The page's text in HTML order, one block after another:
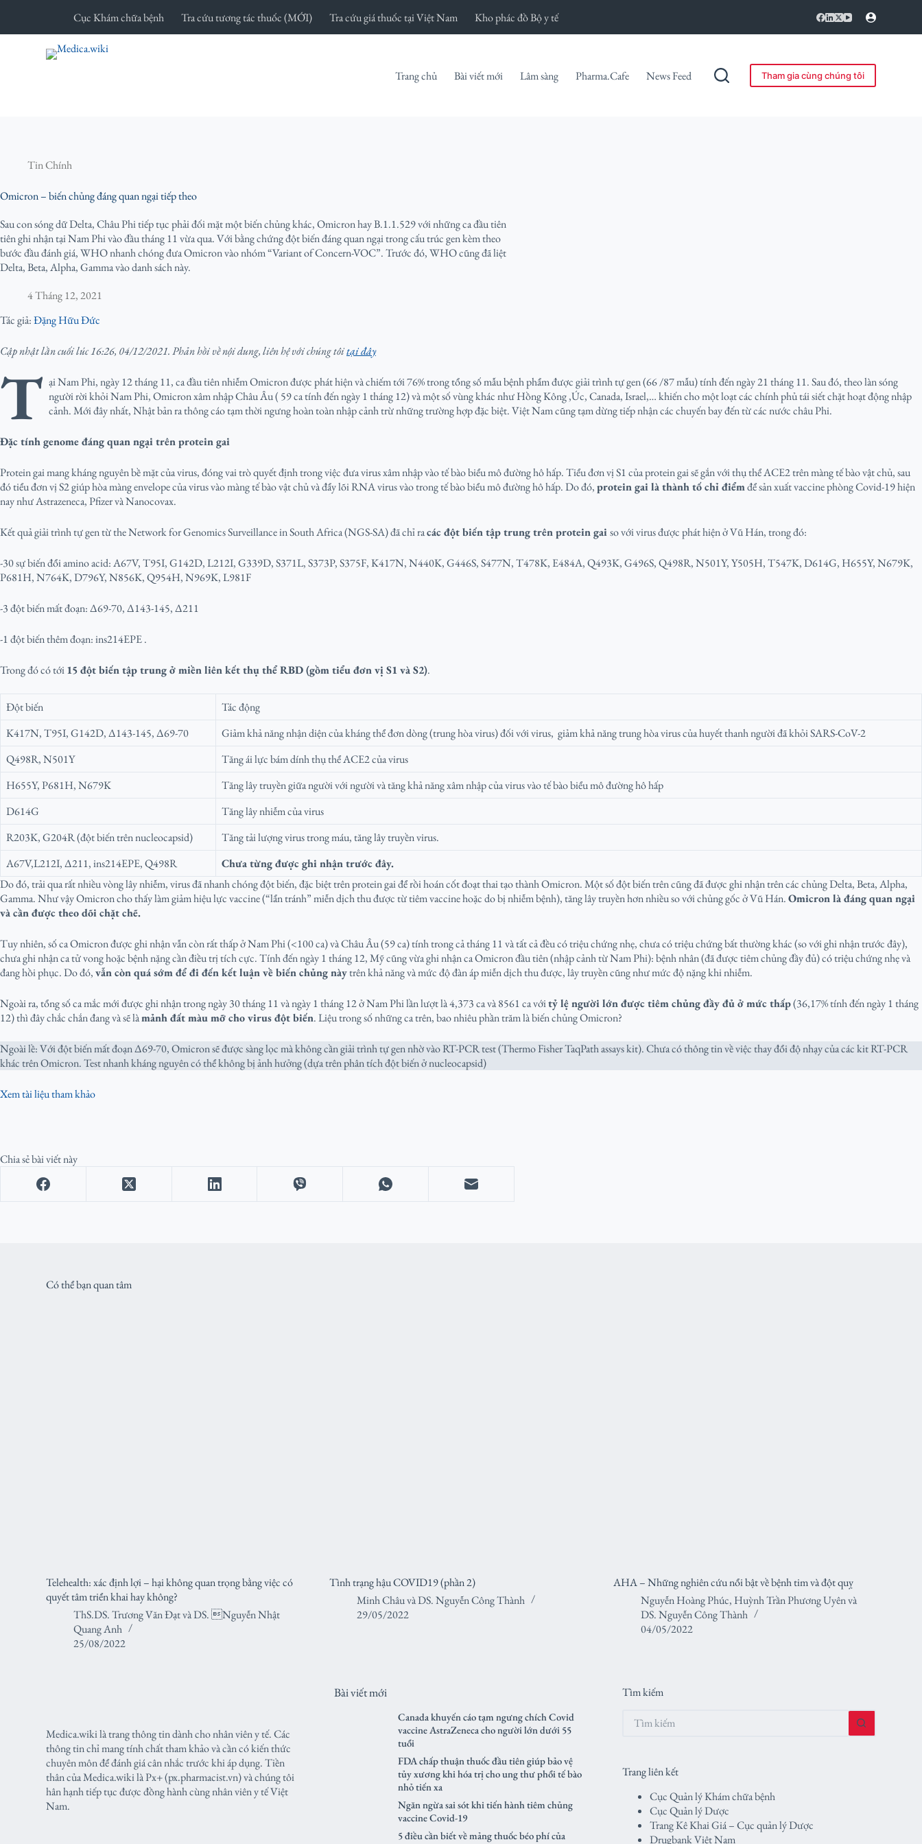
n
i
d
u
n
Cục Khám chữa bệnh Tra cứu tương tác thuốc (MỚI) Tra cứu giá thuốc tại Việt Nam Kho phác đồ Bộ y tế
Trang chủ Bài viết mới Lâm sàng Pharma.Cafe News Feed Tham gia cùng chúng tôi
Tin Chính
Omicron – biến chủng đáng quan ngại tiếp theo
Sau con sóng dữ Delta, Châu Phi tiếp tục phải đối mặt một biến chủng khác, Omicron hay B.1.1.529 với những ca đầu tiên
tiên ghi nhận tại Nam Phi vào đầu tháng 11 vừa qua. Với bằng chứng đột biến đáng quan ngại trong cấu trúc gen kèm theo
bước đầu đánh giá, WHO nhanh chóng đưa Omicron vào nhóm “Variant of Concern-VOC”. Trước đó, WHO cũng đã liệt
Delta, Beta, Alpha, Gamma vào danh sách này.
4 Tháng 12, 2021
Tác giả:Đặng Hữu Đức
Cập nhật lần cuối lúc 16:26, 04/12/2021. Phản hồi về nội dung, liên hệ với chúng tôitại đây
T ại Nam Phi, ngày 12 tháng 11, ca đầu tiên nhiễm Omicron được phát hiện và chiếm tới 76% trong tổng số mẫu bệnh phẩm được giải trình tự gen (66 /87 mẫu) tính đến ngày 21 tháng 11. Sau đó, theo làn sóng
người rời khỏi Nam Phi, Omicron xâm nhập Châu Âu ( 59 ca tính đến ngày 1 tháng 12) và một số vùng khác như Hồng Kông ,Úc, Canada, Israel,… khiến cho một loạt các chính phủ tái siết chặt hoạt động nhập
cảnh. Mới đây nhất, Nhật bản ra thông cáo tạm thời ngưng hoàn toàn nhập cảnh trừ những trường hợp đặc biệt. Việt Nam cũng tạm dừng tiếp nhận các chuyến bay đến từ các nước châu Phi.
Đặc tính genome đáng quan ngại trên protein gai
Protein gai mang kháng nguyên bề mặt của virus, đóng vai trò quyết định trong việc đưa virus xâm nhập vào tế bào biểu mô đường hô hấp. Tiểu đơn vị S1 của protein gai sẽ gắn với thụ thể ACE2 trên màng tế bào vật chủ, sau
đó tiểu đơn vị S2 giúp hòa màng envelope của virus vào màng tế bào vật chủ và đẩy lõi RNA virus vào trong tế bào biểu mô đường hô hấp. Do đó,protein gai là thành tố chỉ điểmđể sản xuất vaccine phòng Covid-19 hiện
nay như Astrazeneca, Pfizer và Nanocovax.
Kết quả giải trình tự gen từ the Network for Genomics Surveillance in South Africa (NGS-SA) đã chỉ racác đột biến tập trung trên protein gaiso với virus được phát hiện ở Vũ Hán, trong đó:
-30 sự biến đổi amino acid: A67V, T95I, G142D, L212I, G339D, S371L, S373P, S375F, K417N, N440K, G446S, S477N, T478K, E484A, Q493K, G496S, Q498R, N501Y, Y505H, T547K, D614G, H655Y, N679K,
P681H, N764K, D796Y, N856K, Q954H, N969K, L981F
-3 đột biến mất đoạn: Δ69-70, Δ143-145, Δ211
-1 đột biến thêm đoạn: ins214EPE .
Trong đó có tới15 đột biến tập trung ở miền liên kết thụ thể RBD (gồm tiểu đơn vị S1 và S2).
Đột biến
Tác động
K417N, T95I, G142D, Δ143-145, Δ69-70
Giảm khả năng nhận diện của kháng thể đơn dòng (trung hòa virus) đối với virus, giảm khả năng trung hòa virus của huyết thanh người đã khỏi SARS-CoV-2
Q498R, N501Y
Tăng ái lực bám dính thụ thể ACE2 của virus
H655Y, P681H, N679K
Tăng lây truyền giữa người với người và tăng khả năng xâm nhập của virus vào tế bào biểu mô đường hô hấp
D614G
Tăng lây nhiễm của virus
R203K, G204R (đột biến trên nucleocapsid)
Tăng tải lượng virus trong máu, tăng lây truyền virus.
A67V,L212I, Δ211, ins214EPE, Q498R
Chưa từng được ghi nhận trước đây.
Do đó, trải qua rất nhiều vòng lây nhiễm, virus đã nhanh chóng đột biến, đặc biệt trên protein gai để rồi hoán cốt đoạt thai tạo thành Omicron. Một số đột biến trên cũng đã được ghi nhận trên các chủng Delta, Beta, Alpha,
Gamma. Như vậy Omicron cho thấy làm giảm hiệu lực vaccine (“lẩn tránh” miễn dịch thu được từ tiêm vaccine hoặc do bị nhiễm bệnh), tăng lây truyền hơn nhiều so với chủng gốc ở Vũ Hán.Omicron là đáng quan ngại
và cần được theo dõi chặt chẽ.
Tuy nhiên, số ca Omicron được ghi nhận vẫn còn rất thấp ở Nam Phi (<100 ca) và Châu Âu (59 ca) tính trong cả tháng 11 và tất cả đều có triệu chứng nhẹ, chưa có triệu chứng bất thường khác (so với ghi nhận trước đây),
chưa ghi nhận ca tử vong hoặc bệnh nặng cần điều trị tích cực. Tính đến ngày 1 tháng 12, Mỹ cũng vừa ghi nhận ca Omicron đầu tiên (nhập cảnh từ Nam Phi): bệnh nhân (đã được tiêm chủng đầy đủ) có triệu chứng nhẹ và
đang hồi phục. Do đó,vẫn còn quá sớm để đi đến kết luận về biến chủng nàytrên khả năng và mức độ đàn áp miễn dịch thu được, lây truyền cũng như mức độ nặng khi nhiễm.
Ngoài ra, tổng số ca mắc mới được ghi nhận trong ngày 30 tháng 11 và ngày 1 tháng 12 ở Nam Phi lần lượt là 4,373 ca và 8561 ca vớitỷ lệ người lớn được tiêm chủng đầy đủ ở mức thấp(36,17% tính đến ngày 1 tháng
12) thì đây chắc chắn đang và sẽ làmảnh đất màu mỡ cho virus đột biến. Liệu trong số những ca trên, bao nhiêu phần trăm là biến chủng Omicron?
Ngoài lề: Với đột biến mất đoạn Δ69-70, Omicron sẽ được sàng lọc mà không cần giải trình tự gen nhờ vào RT-PCR test (Thermo Fisher TaqPath assays kit). Chưa có thông tin về việc thay đổi độ nhạy của các kit RT-PCR
khác trên Omicron. Test nhanh kháng nguyên có thể không bị ảnh hưởng (dựa trên phân tích đột biến ở nucleocapsid)
Xem tài liệu tham khảo
Chia sẻ bài viết này
Có thể bạn quan tâm
Telehealth: xác định lợi – hại không quan trọng bằng việc có
quyết tâm triển khai hay không?
ThS.DS. Trương Văn ĐạtvàDS. Nguyễn Nhật
Quang Anh
25/08/2022
Tình trạng hậu COVID19 (phần 2)
Minh ChâuvàDS. Nguyễn Công Thành
29/05/2022
AHA – Những nghiên cứu nổi bật về bệnh tim và đột quỵ
Nguyễn Hoàng Phúc, Huỳnh Trần Phương Uyênvà
DS. Nguyễn Công Thành
04/05/2022
Medica.wiki là trang thông tin dành cho nhân viên y tế. Các
thông tin chỉ mang tính chất tham khảo và cần có kiến thức
chuyên môn để đánh giá cân nhắc trước khi áp dụng. Tiền
thân của Medica.wiki là Px+ (px.pharmacist.vn) và chúng tôi
hân hạnh tiếp tục được đồng hành cùng nhân viên y tế Việt
Nam.
Bài viết mới
Canada khuyến cáo tạm ngưng chích Covid
vaccine AstraZeneca cho người lớn dưới 55
tuổi
FDA chấp thuận thuốc đầu tiên giúp bảo vệ
tủy xương khi hóa trị cho ung thư phổi tế bào
nhỏ tiến xa
Ngăn ngừa sai sót khi tiến hành tiêm chủng
vaccine Covid-19
5 điều cần biết về mảng thuốc béo phí của
Tìm kiếm
Không
Trang liên kết
Cục Quản lý Khám chữa bệnh
Cục Quản lý Dược
Trang Kê Khai Giá – Cục quản lý Dược
Drugbank Việt Nam